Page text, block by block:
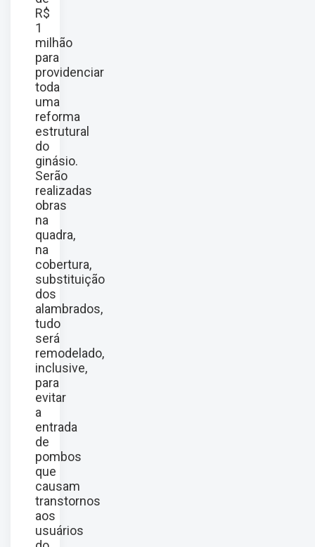
R$
1
milhão
para
providenciar
toda
uma
reforma
estrutural
do
ginásio.
Serão
realizadas
obras
na
quadra,
na
cobertura,
substituição
dos
alambrados,
tudo
será
remodelado,
inclusive,
para
evitar
a
entrada
de
pombos
que
causam
transtornos
aos
usuários